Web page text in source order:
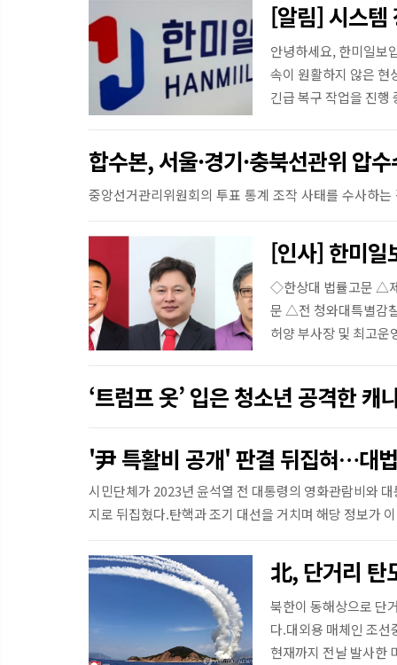
[알림] 시스템
안녕하세요, 한미일보
속이 원활하지 않은 현
긴급 복구 작업을 진행
합수본, 서울·경기·충북선관위 압
[인사] 한미일
◇한상대 법률고문 △
문 △전 청와대특별감
허양 부사장 및 최고
‘트럼프 옷’ 입은 청소년 공격한 캐
'尹 특활비 공개' 판결 뒤집혀…대
시민단체가 2023년 윤석열 전 대통령의 영화관람비와
지로 뒤집혔다.탄핵과 조기 대선을 거치며 해당 정보가
北, 단거리 탄
북한이 동해상으로 단
다.대외용 매체인 조선
현재까지 전날 발사한